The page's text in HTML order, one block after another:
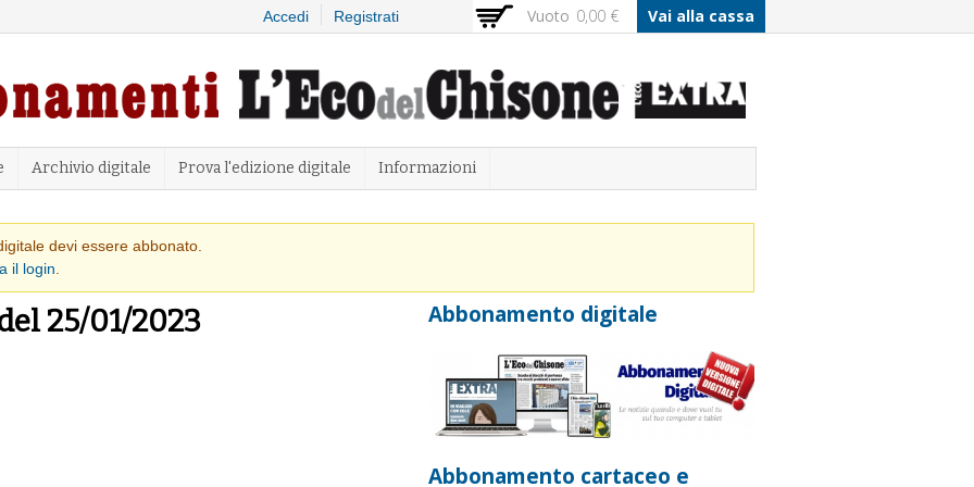
contenuto
Accedi Registrati Vuoto 0,00 € Vai alla cassa
Archivio digitale Prova l'edizione digitale Informazioni
devi essere abbonato.
il login
25/01/2023 Abbonamento digitale
Abbonamento cartaceo e